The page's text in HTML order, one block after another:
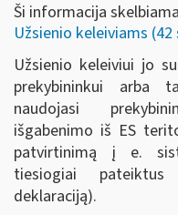
Ši informacija
Užsienio keleiviams (42
Užsienio keleiviui jo
prekybininkui arba
naudojasi
išgabenimo iš ES
patvirtinimą į e.
tiesiogiai
deklaraciją).